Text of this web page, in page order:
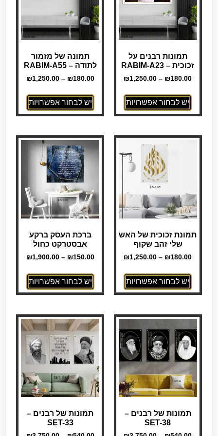
תמונות רבנים על
זכוכית – RABIM-A23
₪180.00
–
₪1,250.00
יש לבחור אפשרויות
תמונה של מזמור
לתודה – RABIM-A55
₪180.00
–
₪1,250.00
יש לבחור אפשרויות
תמונת זכוכית של האש
שלי זהב שקוף
₪180.00
–
₪1,250.00
יש לבחור אפשרויות
ברכת העסק ברקע
אבסטרקט כחול
₪150.00
–
₪1,900.00
יש לבחור אפשרויות
תמונות של רבנים –
SET-38
תמונות של רבנים –
SET-33